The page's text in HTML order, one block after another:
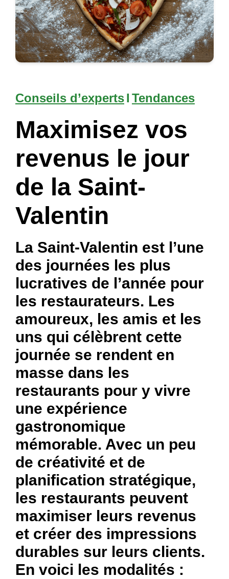
Conseils d’expertsI Tendances
Maximisez vos
revenus le jour
de la Saint-
Valentin
La Saint-Valentin est l’une
des journées les plus
lucratives de l’année pour
les restaurateurs. Les
amoureux, les amis et les
uns qui célèbrent cette
journée se rendent en
masse dans les
restaurants pour y vivre
une expérience
gastronomique
mémorable. Avec un peu
de créativité et de
planification stratégique,
les restaurants peuvent
maximiser leurs revenus
et créer des impressions
durables sur leurs clients.
En voici les modalités :